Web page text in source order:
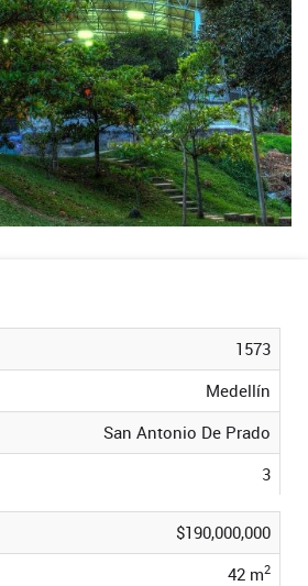
1573
Medellín
San Antonio De Prado
3
$190,000,000
42 m2